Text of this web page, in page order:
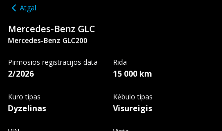
Atgal
Mercedes-Benz GLC
Mercedes-Benz GLC200
Pirmosios registracijos data
2/2026
Rida
15 000 km
Kuro tipas
Dyzelinas
Kėbulo tipas
Visureigis